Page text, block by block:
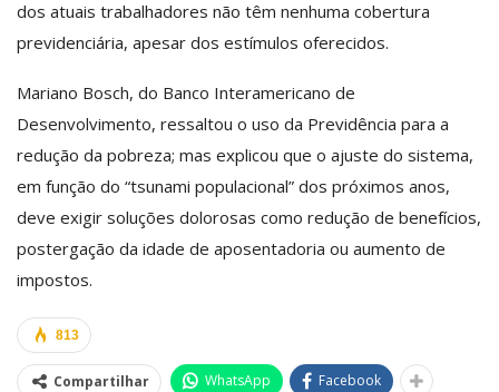
dos atuais trabalhadores não têm nenhuma cobertura
previdenciária, apesar dos estímulos oferecidos.
Mariano Bosch, do Banco Interamericano de
Desenvolvimento, ressaltou o uso da Previdência para a
redução da pobreza; mas explicou que o ajuste do sistema,
em função do “tsunami populacional” dos próximos anos,
deve exigir soluções dolorosas como redução de benefícios,
postergação da idade de aposentadoria ou aumento de
impostos.
813
Compartilhar WhatsApp Facebook